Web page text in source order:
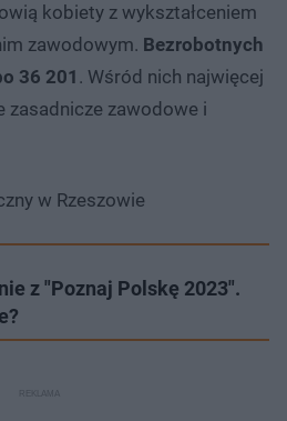
kobiety z wykształceniem
zawodowym. Bezrobotnych
36 201 . Wśród nich najwięcej
zasadnicze zawodowe i
w Rzeszowie
z "Poznaj Polskę 2023".